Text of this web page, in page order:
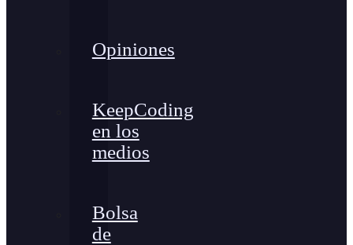
Opiniones
KeepCoding
en los
medios
Bolsa
de